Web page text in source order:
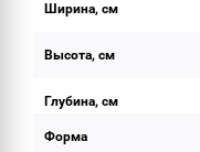
Ширина, см
Высота, см
Глубина, см
Форма